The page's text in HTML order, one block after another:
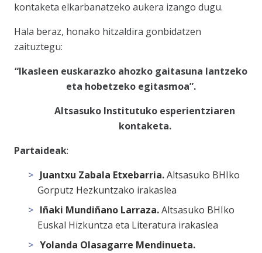
kontaketa elkarbanatzeko aukera izango dugu.
Hala beraz, honako hitzaldira gonbidatzen
zaituztegu:
“Ikasleen euskarazko ahozko gaitasuna lantzeko
eta hobetzeko egitasmoa”.
Altsasuko Institutuko esperientziaren
kontaketa.
Partaideak:
Juantxu Zabala Etxebarria.Altsasuko BHIko
Gorputz Hezkuntzako irakaslea
Iñaki Mundiñano Larraza.Altsasuko BHIko
Euskal Hizkuntza eta Literatura irakaslea
Yolanda Olasagarre Mendinueta.